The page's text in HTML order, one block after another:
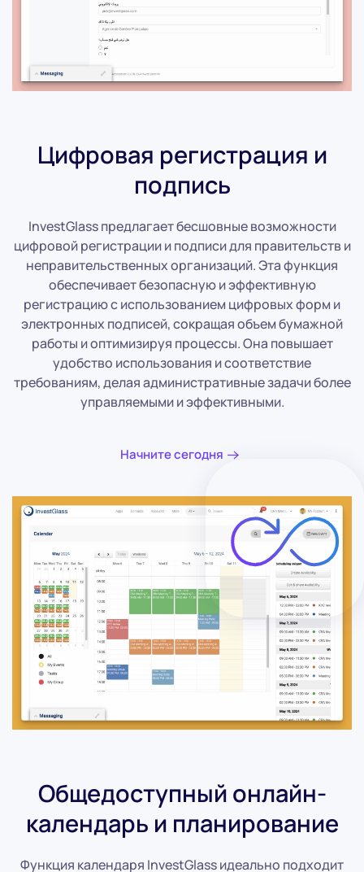
Цифровая регистрация и
подпись
InvestGlass предлагает бесшовные возможности
цифровой регистрации и подписи для правительств и
неправительственных организаций. Эта функция
обеспечивает безопасную и эффективную
регистрацию с использованием цифровых форм и
электронных подписей, сокращая объем бумажной
работы и оптимизируя процессы. Она повышает
удобство использования и соответствие
требованиям, делая административные задачи более
управляемыми и эффективными.
Начните сегодня
Общедоступный онлайн-
календарь и планирование
Функция календаря InvestGlass идеально подходит